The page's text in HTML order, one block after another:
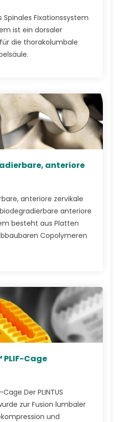
Spinales Fixationssystem
ist ein dorsaler
die thorakolumbale
anteriore
anteriore zervikale
anteriore
besteht aus Platten
Copolymeren
PLIF-Cage
Cage Der PLINTUS
zur Fusion lumbaler
und